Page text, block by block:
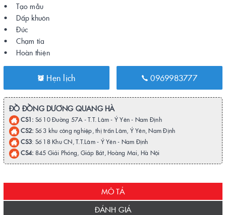
• Tạo mẫu
• Dấp khuôn
• Đúc
• Chạm tỉa
• Hoàn thiện
Hẹn lịch 0969983777
ĐỒ ĐỒNG DƯƠNG QUANG HÀ
CS1: Số 10 Đường 57A - T.T. Lâm - Ý Yên - Nam Định
CS2: Số 3 khu công nghiệp, thị trấn Lâm, Ý Yên, Nam Định
CS3: Số 18 Khu CN, T.T.Lâm - Ý Yên - Nam Định
CS4: 845 Giải Phóng, Giáp Bát, Hoàng Mai, Hà Nội
MÔ TẢ
ĐÁNH GIÁ